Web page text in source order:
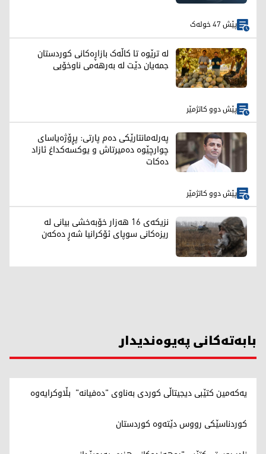
پێش 47 خولەک
لە ترێوە تا کاڵەک بازاڕەکانی کوردستان
جمەیان دێت لە بەرهەمی ناوخۆیی
پێش دوو کاتژمێر
پەرلەمانتارێکی دەم پارتی: پڕۆژەیاسای
چوارچێوە دەمیرتاش و یوکسەکداغ ئازاد
دەکات
پێش دوو کاتژمێر
نزیکەی 16 هەزار خۆبەخشی بیانی لە
ریزەکانی سوپای ئۆکرانیا شەڕ دەکەن
بابەتەکانی پەیوەندیدار
یەکەمین کتێبی دیجیتاڵی کوردی بەناوی "دەفیانە" بڵاوکرایەوە
کوردناسێکی رووس دێتەوە کوردستان